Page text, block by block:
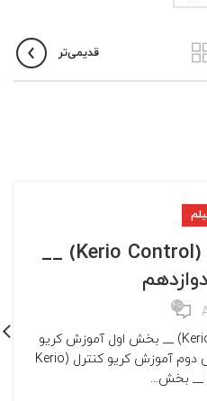
قدیمی‌تر
آموزش کریو کنترل (Kerio Control) __
45
آموزش کریو کنترل (Kerio Control) __ بخش اول آموزش کریو
کنترل (Kerio Control) __ بخش دوم آموزش کریو کنترل (Kerio